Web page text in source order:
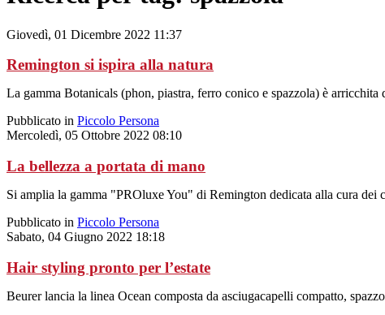
Giovedì, 01 Dicembre 2022 11:37
Remington si ispira alla natura
La gamma Botanicals (phon, piastra, ferro conico e spazzola) è arricchita
Pubblicato in Piccolo Persona
Mercoledì, 05 Ottobre 2022 08:10
La bellezza a portata di mano
Si amplia la gamma "PROluxe You" di Remington dedicata alla cura dei
Pubblicato in Piccolo Persona
Sabato, 04 Giugno 2022 18:18
Hair styling pronto per l’estate
Beurer lancia la linea Ocean composta da asciugacapelli compatto,